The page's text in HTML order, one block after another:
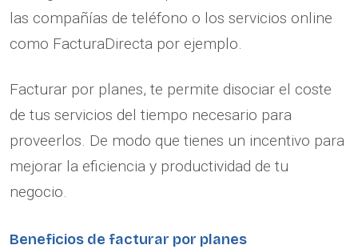
las compañías de teléfono o los servicios online
como FacturaDirecta por ejemplo.
Facturar por planes, te permite disociar el coste
de tus servicios del tiempo necesario para
proveerlos. De modo que tienes un incentivo para
mejorar la eficiencia y productividad de tu
negocio.
Beneficios de facturar por planes